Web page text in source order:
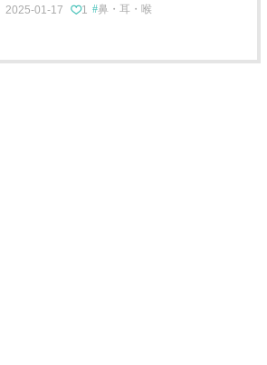
2025-01-17
1 鼻・耳・喉